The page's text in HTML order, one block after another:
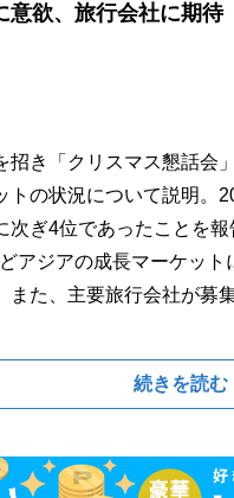
意欲、旅行会社に期待
招き「クリスマス懇話
トの状況について説明。
次ぎ4位であったことを
アジアの成長マーケッ
また、主要旅行会社が募
続きを読む